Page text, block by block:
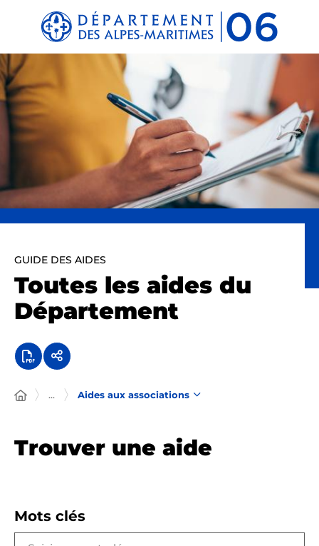
Panneau de gestion des cookies
GUIDE DES AIDES
Toutes les aides du
Département
... Aides aux associations
Trouver une aide
Mots clés